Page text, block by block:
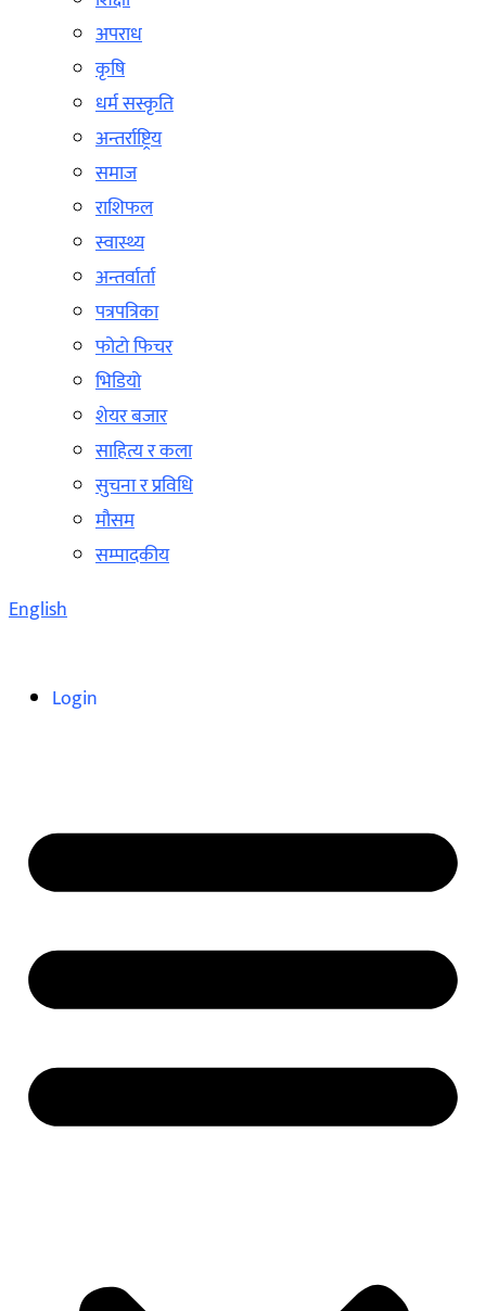
अपराध
कृषि
धर्म सस्कृति
अन्तर्राष्ट्रिय
समाज
राशिफल
स्वास्थ्य
अन्तर्वार्ता
पत्रपत्रिका
फोटो फिचर
भिडियो
शेयर बजार
साहित्य र कला
सुचना र प्रविधि
मौसम
सम्पादकीय
English
Login